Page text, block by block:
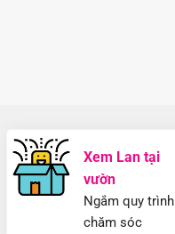
Xem Lan tại
vườn
Ngắm quy trình
chăm sóc